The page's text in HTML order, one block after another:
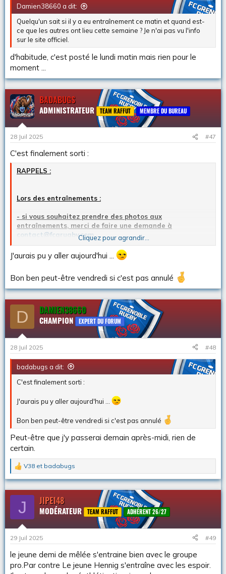
Damien38660 a dit:
Quelqu'un sait si il y a eu entraînement ce matin et quand est-
ce que les autres ont lieu cette semaine ? Je n'ai pas vu l'info
sur le site officiel.
d'habitude, c'est posté le lundi matin mais rien pour le
moment ...
BADABUGS
ADMINISTRATEUR TEAM RAFFUT MEMBRE DU BUREAU
28 Juil 2025 #47
C'est finalement sorti :
RAPPELS :
Lors des entraînements :
- si vous souhaitez prendre des photos aux
entraînements, merci de faire une demande à
contact@fcgrugby.com
- AUCUNE PRISE DE VIDÉO N'EST AUTORISÉE AU FCG.
- Merci de ne pas communiquer la composition d’équipe
avant le club.
Mardi :09h45 - 10h45 & 15h45 - 16h45
Mercredi :9h45 - 11h
Jeudi :09h45 - 10h45 & 15h45 - 17h15
9h15 - 11h45 & 12h30 - 13h15
Cliquez pour agrandir...
J'aurais pu y aller aujourd'hui ...
Bon ben peut-être vendredi si c'est pas annulé
D DAMIEN38660
CHAMPION EXPERT DU FORUM
28 Juil 2025 #48
badabugs a dit:
C'est finalement sorti :
J'aurais pu y aller aujourd'hui ...
Bon ben peut-être vendredi si c'est pas annulé
Peut-être que j'y passerai demain après-midi, rien de
certain.
L
e
s
r
c
o
s
:
V38 et badabugs
J JIPE148
MODÉRATEUR TEAM RAFFUT ADHÉRENT 26/27
29 Juil 2025 #49
le jeune demi de mêlée s'entraine bien avec le groupe
pro.Par contre Le jeune Hennig s'entraîne avec les espoir.